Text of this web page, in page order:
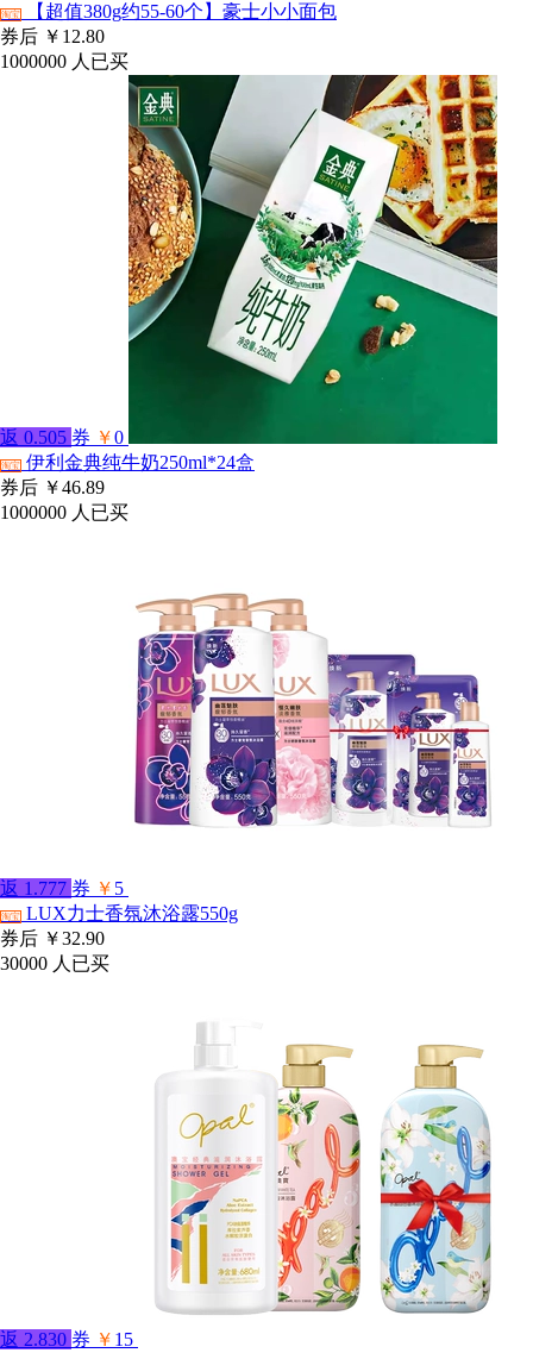
淘宝
【超值380g约55-60个】豪士小小面包
券后 ￥12.80
1000000 人已买
返 0.505 券 ￥0
淘宝 伊利金典纯牛奶250ml*24盒
券后 ￥46.89
1000000 人已买
返 1.777 券 ￥ 5
淘宝 LUX力士香氛沐浴露550g
券后 ￥32.90
30000 人已买
返 2.830 券 ￥ 15